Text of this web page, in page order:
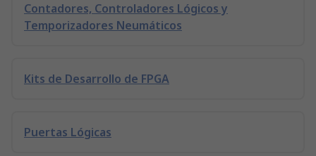
Contadores, Controladores Lógicos y
Temporizadores Neumáticos
Kits de Desarrollo de FPGA
Puertas Lógicas